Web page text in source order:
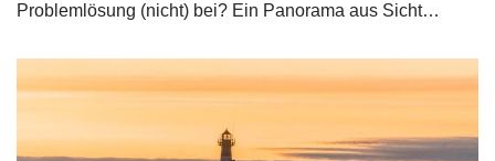
Problemlösung (nicht) bei? Ein Panorama aus Sicht…